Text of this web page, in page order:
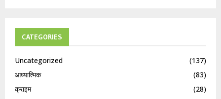
CATEGORIES
Uncategorized
(137)
आध्यात्मिक
(83)
क्राइम
(28)